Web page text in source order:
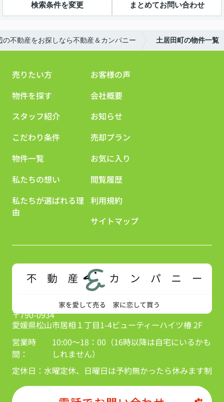
検索条件を変更 まとめてお問い合わせ
の不動産をお探しなら不動産＆カンパニー 土居田町の物件一覧
売りたい方
物件を探す
スタッフ紹介
こだわり条件
物件一覧
私たちの想い
私たちが選ばれる理
由
お客様の声
会社概要
お知らせ
売却プラン
お気に入り
閲覧履歴
利用規約
サイトマップ
〒790-0934
愛媛県松山市居相１丁目1-4ビューティーハイツ椿 2F
営業時
間：
10:00～18：00（16時以降は自宅にいるかも
しれません）
定休日： 水曜定休、日曜日は予約無かったら休みます制